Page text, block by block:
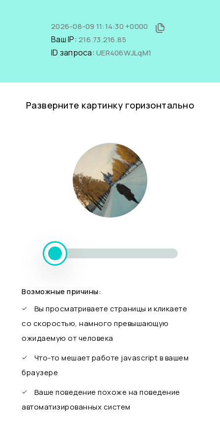
2026-08-09 11:14:30 +0000
Ваш IP: 216.73.216.85
ID запроса: UER406WJLqM1
Разверните картинку горизонтально
Возможные причины:
Вы просматриваете страницы и кликаете
со скоростью, намного превышающую
ожидаемую от человека
Что-то мешает работе javascript в вашем
браузере
Ваше поведение похоже на поведение
автоматизированных систем